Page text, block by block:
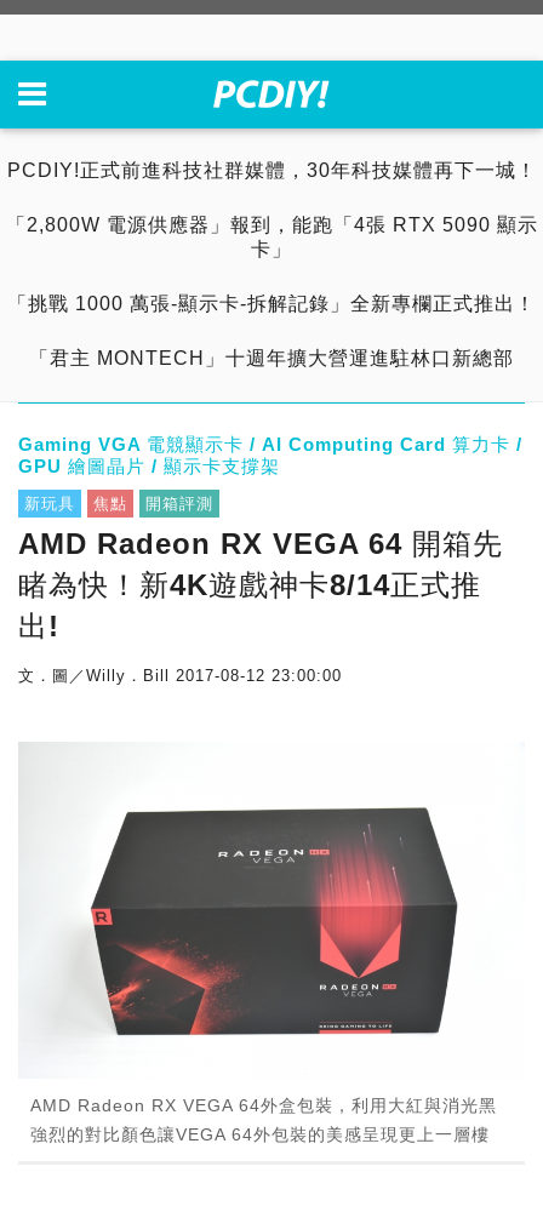
PCDIY!正式前進科技社群媒體，30年科技媒體再下一城！
「2,800W 電源供應器」報到，能跑「4張 RTX 5090 顯示
卡」
「挑戰 1000 萬張-顯示卡-拆解記錄」全新專欄正式推出！
「君主 MONTECH」十週年擴大營運進駐林口新總部
Gaming VGA 電競顯示卡 / AI Computing Card 算力卡 /
GPU 繪圖晶片 / 顯示卡支撐架
新玩具 焦點 開箱評測
AMD Radeon RX VEGA 64 開箱先
睹為快！新4K遊戲神卡8/14正式推
出!
文．圖／Willy．Bill 2017-08-12 23:00:00
AMD Radeon RX VEGA 64外盒包裝，利用大紅與消光黑
強烈的對比顏色讓VEGA 64外包裝的美感呈現更上一層樓